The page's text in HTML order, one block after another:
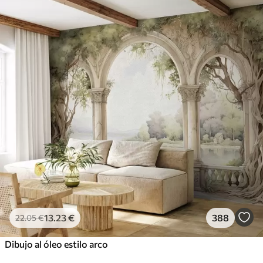
22.05€13.23€ 388
Dibujo al óleo estilo arco